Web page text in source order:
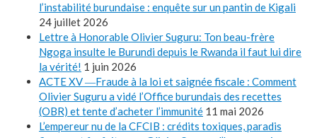
l’instabilité burundaise : enquête sur un pantin de Kigali
24 juillet 2026
Lettre à Honorable Olivier Suguru: Ton beau-frère
Ngoga insulte le Burundi depuis le Rwanda il faut lui dire
la vérité! 1 juin 2026
ACTE XV ―Fraude à la loi et saignée fiscale : Comment
Olivier Suguru a vidé l’Office burundais des recettes
(OBR) et tente d’acheter l’immunité 11 mai 2026
L’empereur nu de la CFCIB : crédits toxiques, paradis